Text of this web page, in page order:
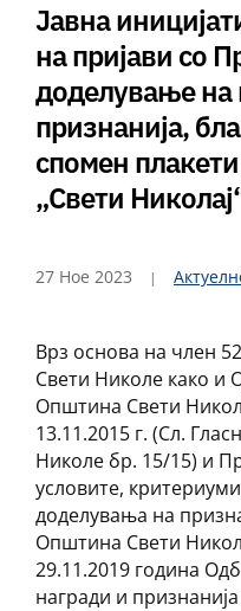
Јавна
на пријави со
доделување на
признанија,
спомен
„Свети
27 Ное 2023
Врз основа на член
Свети Николе како и
Општина Свети
13.11.2015 г. (Сл.
Николе бр. 15/15) и
условите,
доделувања на
Општина Свети
29.11.2019 година
награди и